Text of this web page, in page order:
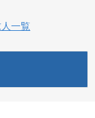
一覧